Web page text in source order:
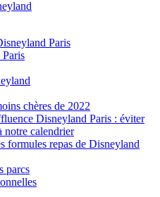
Paris
chères de 2022
Disneyland Paris : éviter
notre calendrier
formules repas de Disneyland
parcs